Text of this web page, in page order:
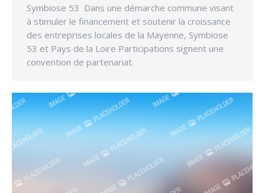
Symbiose 53 Dans une démarche commune visant
à stimuler le financement et soutenir la croissance
des entreprises locales de la Mayenne, Symbiose
53 et Pays de la Loire Participations signent une
convention de partenariat.